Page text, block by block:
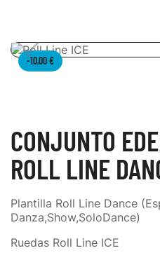
-10,00 €
CONJUNTO
ROLL LINE
Plantilla Roll Line Dance
Danza,Show,SoloDance)
Ruedas Roll Line ICE